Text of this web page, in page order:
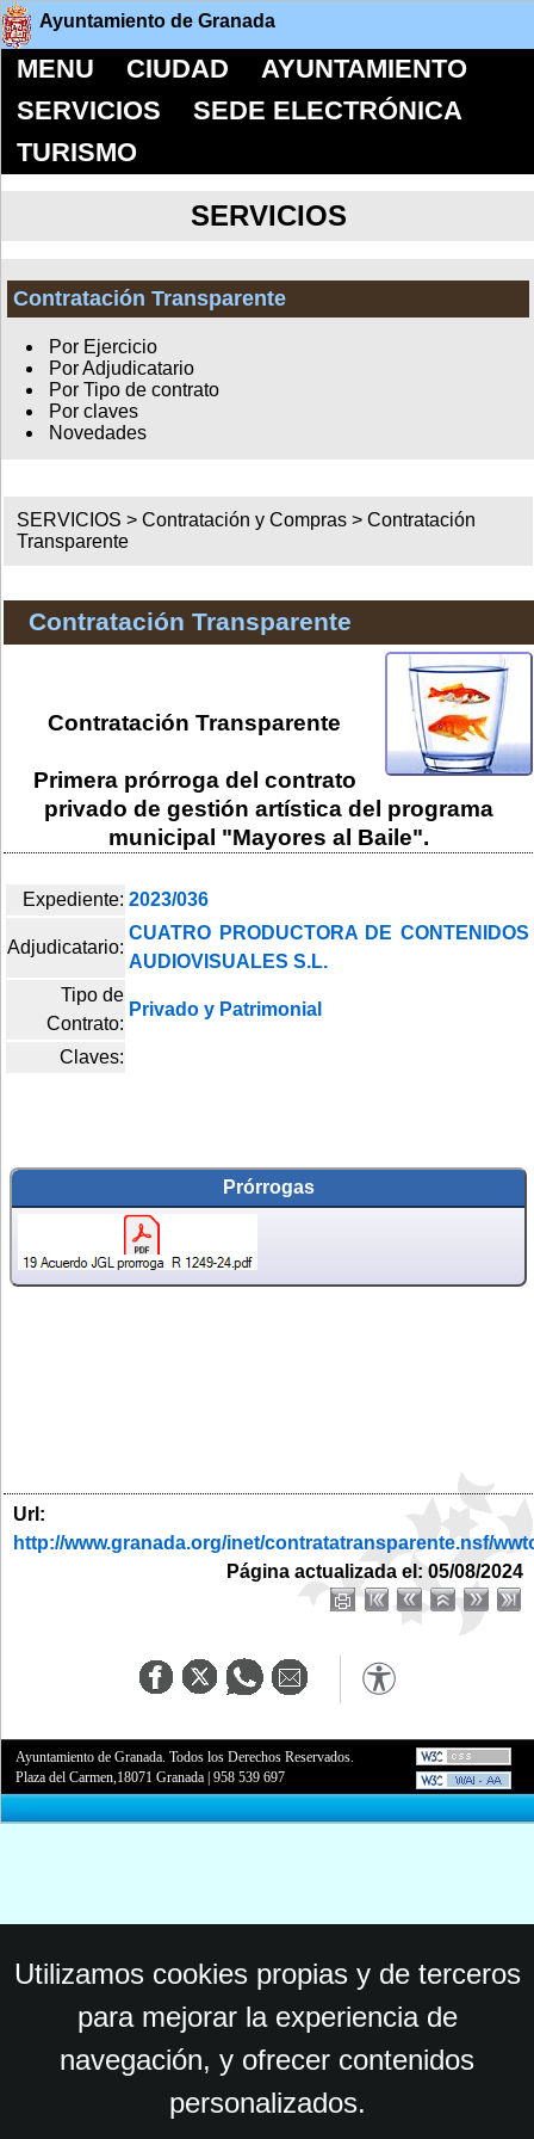
Ayuntamiento de Granada
MENU CIUDAD
AYUNTAMIENTO
SERVICIOS
SEDE ELECTRÓNICA
TURISMO
SERVICIOS
Contratación Transparente
Por Ejercicio
Por Adjudicatario
Por Tipo de contrato
Por claves
Novedades
SERVICIOS >Contratación y Compras >Contratación
Transparente
Contratación Transparente
Contratación Transparente
Primera prórroga del contrato
privado de gestión artística del programa
municipal "Mayores al Baile".
Expediente: 2023/036
Adjudicatario:
CUATRO PRODUCTORA DE CONTENIDOS
AUDIOVISUALES S.L.
Tipo de
Contrato:
Privado y Patrimonial
Claves:
Prórrogas
Url:
http://www.granada.org/inet/contratatransparente.nsf/
Página actualizada el: 05/08/2024
Ayuntamiento de Granada. Todos los Derechos Reservados.
Plaza del Carmen,18071 Granada |958 539 697
Utilizamos cookies propias y de terceros
para mejorar la experiencia de
navegación, y ofrecer contenidos
personalizados.